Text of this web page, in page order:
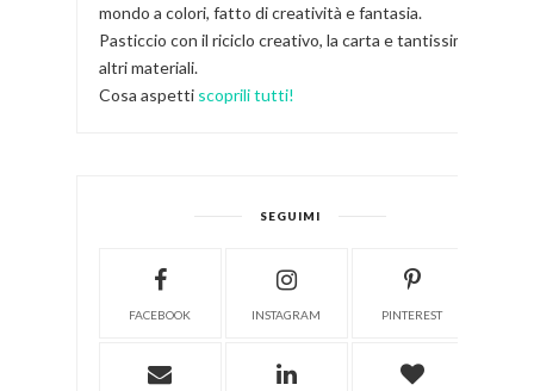
mondo a colori, fatto di creatività e fantasia.
Pasticcio con il riciclo creativo, la carta e tantissimi
altri materiali.
Cosa aspetti scoprili tutti!
SEGUIMI
FACEBOOK INSTAGRAM PINTEREST